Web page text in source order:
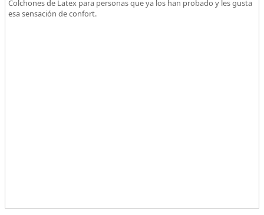
Colchones de Latex para personas que ya los han probado y les gusta
esa sensación de confort.